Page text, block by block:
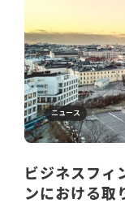
ニュース
ビジネスフィ
ンにおける取